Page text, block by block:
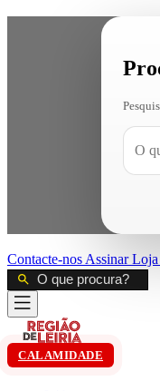
Contacte-nos AssinarLoja
CALAMIDADE